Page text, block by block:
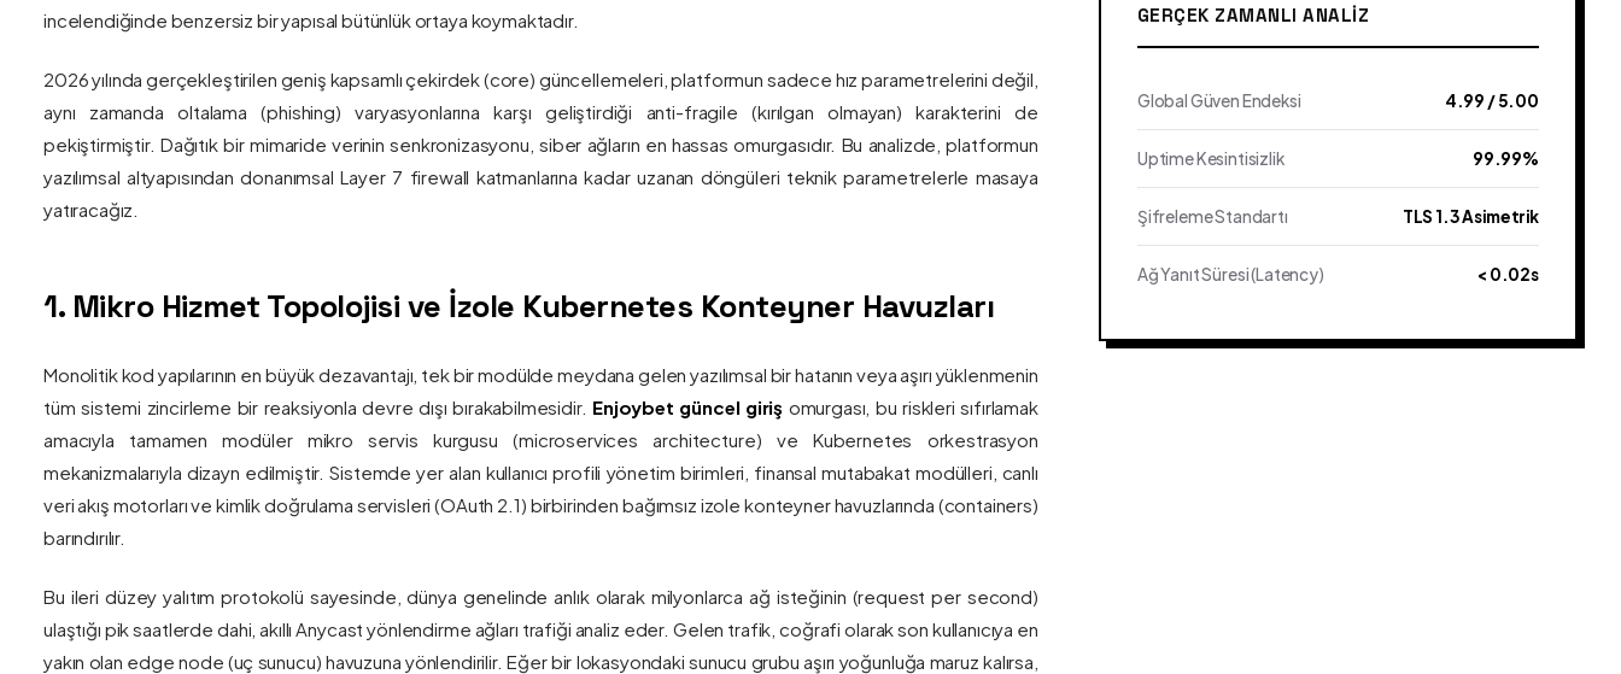
incelendiğinde benzersiz bir yapısal bütünlük ortaya koymaktadır.
2026 yılında gerçekleştirilen geniş kapsamlı çekirdek (core) güncellemeleri, platformun sadece hız parametrelerini değil,
aynı zamanda oltalama (phishing) varyasyonlarına karşı geliştirdiği anti-fragile (kırılgan olmayan) karakterini de
pekiştirmiştir. Dağıtık bir mimaride verinin senkronizasyonu, siber ağların en hassas omurgasıdır. Bu analizde, platformun
yazılımsal altyapısından donanımsal Layer 7 firewall katmanlarına kadar uzanan döngüleri teknik parametrelerle masaya
yatıracağız.
1. Mikro Hizmet Topolojisi ve İzole Kubernetes Konteyner Havuzları
Monolitik kod yapılarının en büyük dezavantajı, tek bir modülde meydana gelen yazılımsal bir hatanın veya aşırı yüklenmenin
tüm sistemi zincirleme bir reaksiyonla devre dışı bırakabilmesidir. Enjoybet güncel giriş omurgası, bu riskleri sıfırlamak
amacıyla tamamen modüler mikro servis kurgusu (microservices architecture) ve Kubernetes orkestrasyon
mekanizmalarıyla dizayn edilmiştir. Sistemde yer alan kullanıcı profili yönetim birimleri, finansal mutabakat modülleri, canlı
veri akış motorları ve kimlik doğrulama servisleri (OAuth 2.1) birbirinden bağımsız izole konteyner havuzlarında (containers)
barındırılır.
Bu ileri düzey yalıtım protokolü sayesinde, dünya genelinde anlık olarak milyonlarca ağ isteğinin (request per second)
ulaştığı pik saatlerde dahi, akıllı Anycast yönlendirme ağları trafiği analiz eder. Gelen trafik, coğrafi olarak son kullanıcıya en
yakın olan edge node (uç sunucu) havuzuna yönlendirilir. Eğer bir lokasyondaki sunucu grubu aşırı yoğunluğa maruz kalırsa,
GERÇEK ZAMANLI ANALIZ
Global Güven Endeksi 4.99 / 5.00
Uptime Kesintisizlik 99.99%
Şifreleme Standartı TLS 1.3 Asimetrik
Ağ Yanıt Süresi (Latency) < 0.02s